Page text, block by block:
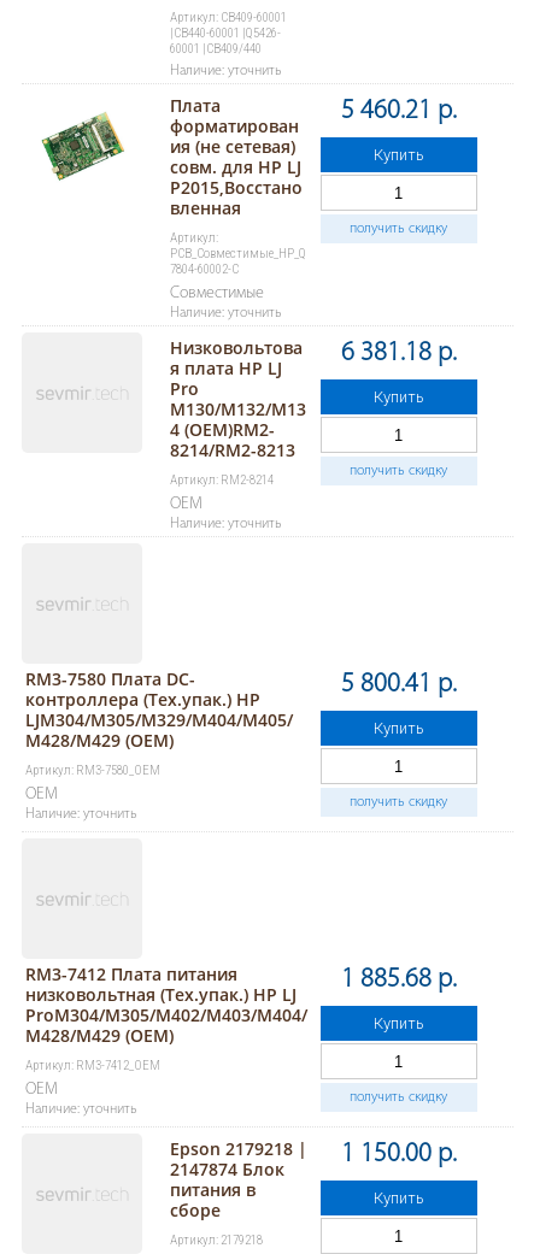
Артикул: CB409-60001
|CB440-60001 |Q5426-
60001 |CB409/440
Наличие: уточнить
Плата
форматирован
ия (не сетевая)
совм. для HP LJ
P2015,Восстано
вленная
Артикул:
PCB_Совместимые_HP_Q
7804-60002-C
Совместимые
Наличие: уточнить
5 460.21 р.
Купить
получить скидку
Низковольтова
я плата HP LJ
Pro
M130/M132/M13
4 (OEM)RM2-
8214/RM2-8213
Артикул: RM2-8214
OEM
Наличие: уточнить
6 381.18 р.
Купить
получить скидку
RM3-7580 Плата DC-
контроллера (Тех.упак.) HP
LJM304/M305/M329/M404/M405/
M428/M429 (OEM)
Артикул: RM3-7580_OEM
OEM
Наличие: уточнить
5 800.41 р.
Купить
получить скидку
RM3-7412 Плата питания
низковольтная (Тех.упак.) HP LJ
ProM304/M305/M402/M403/M404/
M428/M429 (OEM)
Артикул: RM3-7412_OEM
OEM
Наличие: уточнить
1 885.68 р.
Купить
получить скидку
Epson 2179218 |
2147874 Блок
питания в
сборе
Артикул: 2179218
1 150.00 р.
Купить